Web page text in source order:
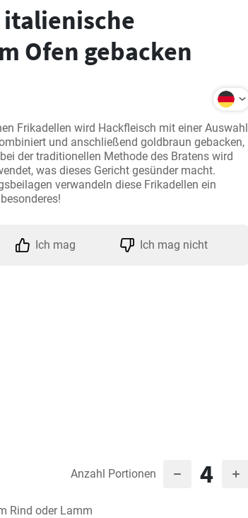
Ofen gebacken
Frikadellen wird Hackfleisch mit einer Auswahl
und anschließend goldbraun gebacken,
der traditionellen Methode des Bratens wird
was dieses Gericht gesünder macht.
verwandeln diese Frikadellen ein
Ich mag Ich mag nicht
Anzahl Portionen 4
Rind oder Lamm